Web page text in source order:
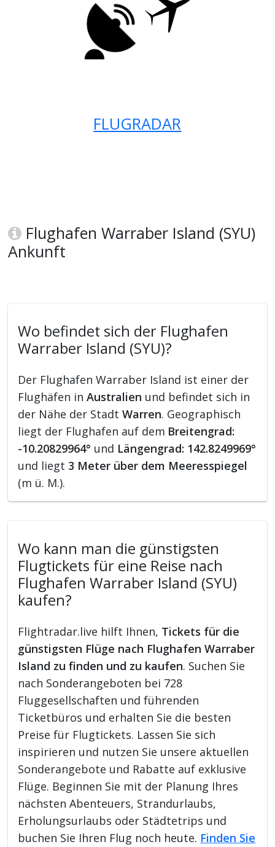
FLUGRADAR
Flughafen Warraber Island (SYU)
Ankunft
Wo befindet sich der Flughafen
Warraber Island (SYU)?
Der Flughafen Warraber Island ist einer der
Flughäfen inAustralien und befindet sich in
der Nähe der StadtWarren. Geographisch
liegt der Flughafen auf dem Breitengrad:
-10.20829964° und Längengrad: 142.8249969°
und liegt 3 Meter über dem Meeresspiegel
(m ü. M.).
Wo kann man die günstigsten
Flugtickets für eine Reise nach
Flughafen Warraber Island (SYU)
kaufen?
Flightradar.live hilft Ihnen, Tickets für die
günstigsten Flüge nach Flughafen Warraber
Island zu finden und zu kaufen. Suchen Sie
nach Sonderangeboten bei 728
Fluggesellschaften und führenden
Ticketbüros und erhalten Sie die besten
Preise für Flugtickets. Lassen Sie sich
inspirieren und nutzen Sie unsere aktuellen
Sonderangebote und Rabatte auf exklusive
Flüge. Beginnen Sie mit der Planung Ihres
nächsten Abenteuers, Strandurlaubs,
Erholungsurlaubs oder Städtetrips und
buchen Sie Ihren Flug noch heute. Finden Sie